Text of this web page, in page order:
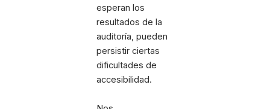
esperan los
resultados de la
auditoría, pueden
persistir ciertas
dificultades de
accesibilidad.